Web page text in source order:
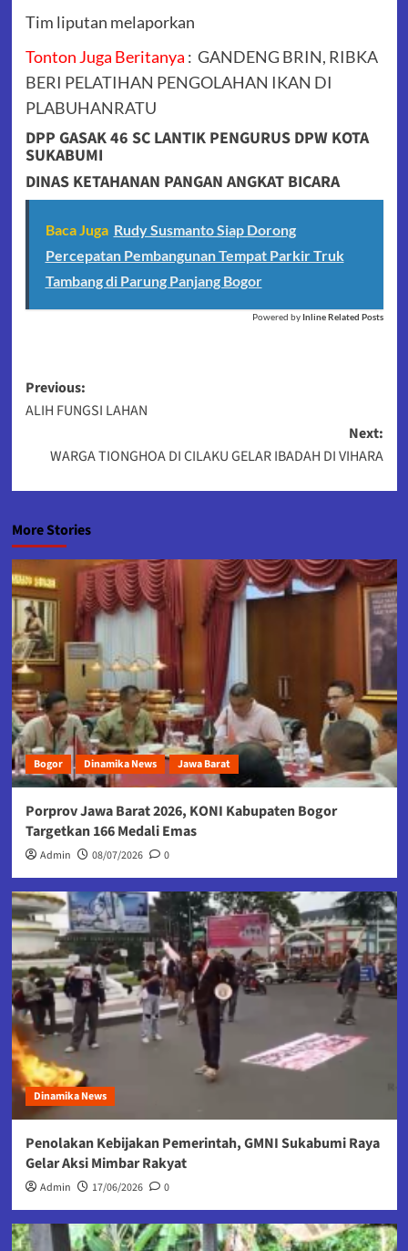
Tim liputan melaporkan
Tonton Juga Beritanya : GANDENG BRIN, RIBKA
BERI PELATIHAN PENGOLAHAN IKAN DI
PLABUHANRATU
DPP GASAK 46 SC LANTIK PENGURUS DPW KOTA
SUKABUMI
DINAS KETAHANAN PANGAN ANGKAT BICARA
Baca Juga Rudy Susmanto Siap Dorong
Percepatan Pembangunan Tempat Parkir Truk
Tambang di Parung Panjang Bogor
Powered by Inline Related Posts
Post
navigation
Previous:
ALIH FUNGSI LAHAN
Next:
WARGA TIONGHOA DI CILAKU GELAR IBADAH DI VIHARA
More Stories
Bogor Dinamika News Jawa Barat
Porprov Jawa Barat 2026, KONI Kabupaten Bogor
Targetkan 166 Medali Emas
Admin 08/07/2026 0
Dinamika News
Penolakan Kebijakan Pemerintah, GMNI Sukabumi Raya
Gelar Aksi Mimbar Rakyat
Admin 17/06/2026 0